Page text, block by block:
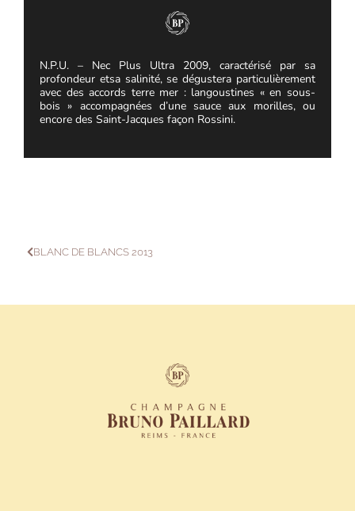
N.P.U. – Nec Plus Ultra 2009, caractérisé par sa
profondeur etsa salinité, se dégustera particulièrement
avec des accords terre mer : langoustines « en sous-
bois » accompagnées d’une sauce aux morilles, ou
encore des Saint-Jacques façon Rossini.
BLANC DE BLANCS 2013